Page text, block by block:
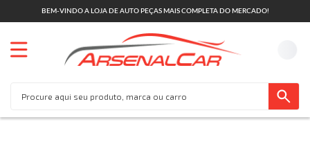
BEM-VINDO A LOJA DE AUTO PEÇAS MAIS COMPLETA DO MERCADO!